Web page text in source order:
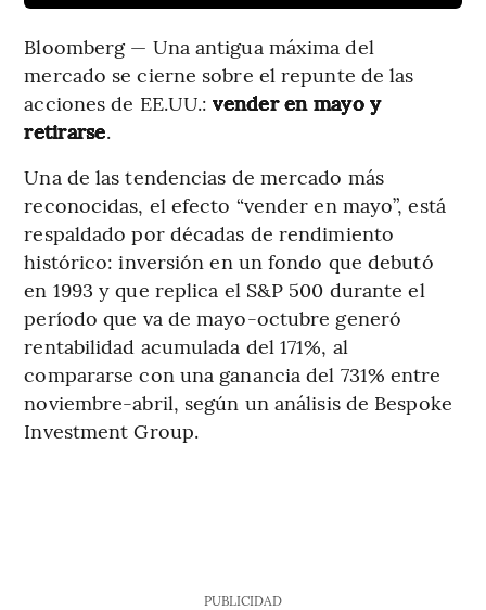
Bloomberg — Una antigua máxima del
mercado se cierne sobre el repunte de las
acciones de EE.UU.:vender en mayo y
retirarse.
Una de las tendencias de mercado más
reconocidas, el efecto “vender en mayo”, está
respaldado por décadas de rendimiento
histórico: inversión en un fondo que debutó
en 1993 y que replica el S&P 500 durante el
período que va de mayo-octubre generó
rentabilidad acumulada del 171%, al
compararse con una ganancia del 731% entre
noviembre-abril, según un análisis de Bespoke
Investment Group.
PUBLICIDAD